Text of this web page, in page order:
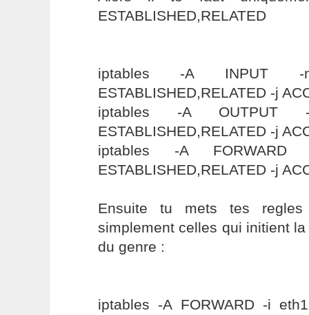
ESTABLISHED,RELATED
iptables -A INPUT -
ESTABLISHED,RELATED -j
iptables -A OUTPUT
ESTABLISHED,RELATED -j
iptables -A
ESTABLISHED,RELATED -j
Ensuite tu mets tes
simplement celles qui initient
du genre :
iptables -A FORWARD -i